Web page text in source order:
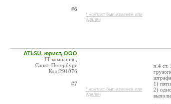
#6
* контакт был изменен или
удален
ATI.SU, юрист, ООО
IT-компания ,
Санкт-Петербург
Код:291076
#7
* контакт был изменен или
удален
п.4 ст.
1)
2)